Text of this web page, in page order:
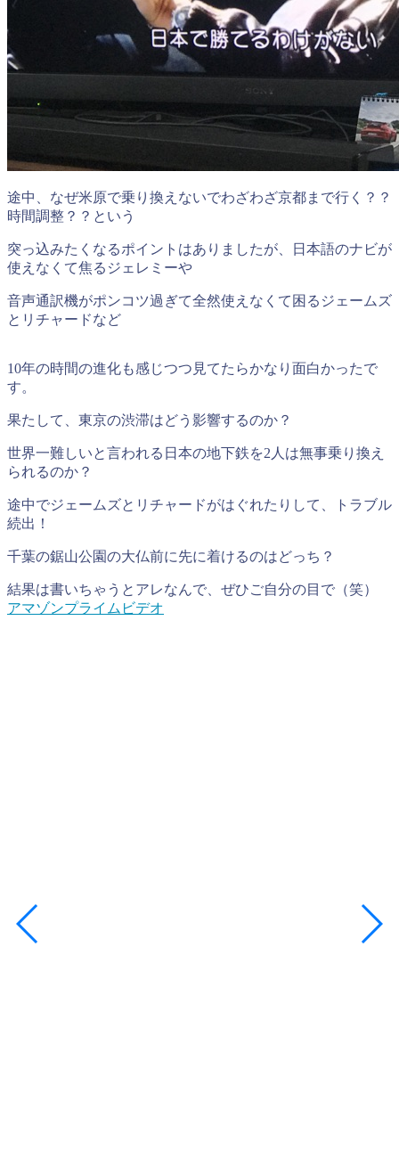
途中、なぜ米原で乗り換えないでわざわざ京都まで行く？？
時間調整？？という
突っ込みたくなるポイントはありましたが、日本語のナビが
使えなくて焦るジェレミーや
音声通訳機がポンコツ過ぎて全然使えなくて困るジェームズ
とリチャードなど
10年の時間の進化も感じつつ見てたらかなり面白かったで
す。
果たして、東京の渋滞はどう影響するのか？
世界一難しいと言われる日本の地下鉄を2人は無事乗り換え
られるのか？
途中でジェームズとリチャードがはぐれたりして、トラブル
続出！
千葉の鋸山公園の大仏前に先に着けるのはどっち？
結果は書いちゃうとアレなんで、ぜひご自分の目で（笑）
アマゾンプライムビデオ